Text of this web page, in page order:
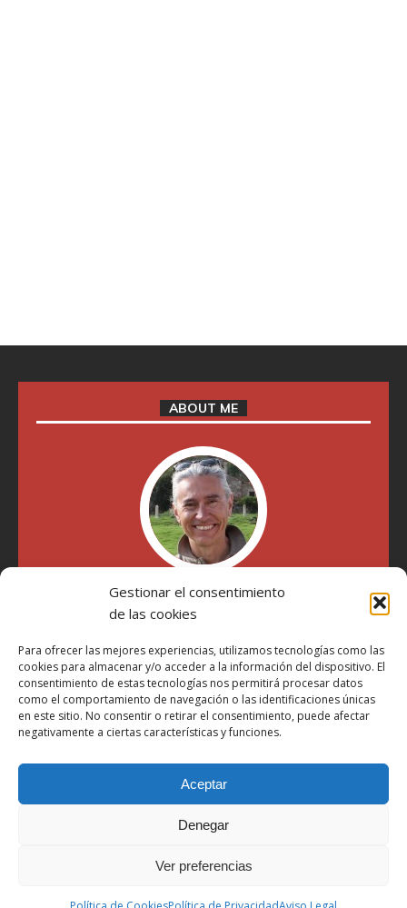
Gestionar el consentimiento
de las cookies
Para ofrecer las mejores experiencias, utilizamos tecnologías como las
cookies para almacenar y/o acceder a la información del dispositivo. El
consentimiento de estas tecnologías nos permitirá procesar datos
como el comportamiento de navegación o las identificaciones únicas
en este sitio. No consentir o retirar el consentimiento, puede afectar
negativamente a ciertas características y funciones.
Aceptar
Denegar
Ver preferencias
ABOUT ME
"Soy Manel Hospido, nací en Valencia en 1969 y desde el
año 2007 he escrito sobre motos en distintos medios.
Millatrece.com es una apuesta por escribir sobre lo que me
gusta de manera sincera y honesta. Pasa, ponte cómodo y
participa"
Aviso Legal
Política de Privacidad
Más Información sobre Cookies